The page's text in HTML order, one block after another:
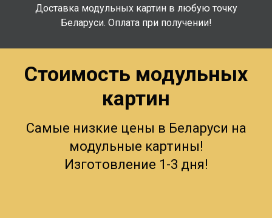
Доставка модульных картин в любую точку
Беларуси. Оплата при получении!
Стоимость модульных
картин
Самые низкие цены в Беларуси на
модульные картины!
Изготовление 1-3 дня!